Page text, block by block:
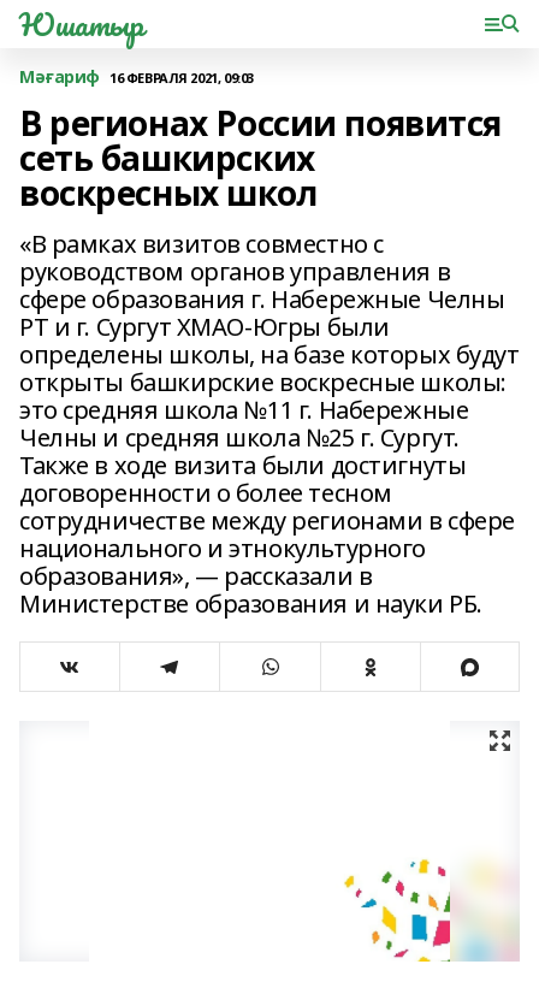
Юшатыр
Мәғариф 16 ФЕВРАЛЯ 2021, 09:03
В регионах России появится
сеть башкирских
воскресных школ
«В рамках визитов совместно с
руководством органов управления в
сфере образования г. Набережные Челны
РТ и г. Сургут ХМАО-Югры были
определены школы, на базе которых будут
открыты башкирские воскресные школы:
это средняя школа №11 г. Набережные
Челны и средняя школа №25 г. Сургут.
Также в ходе визита были достигнуты
договоренности о более тесном
сотрудничестве между регионами в сфере
национального и этнокультурного
образования», — рассказали в
Министерстве образования и науки РБ.